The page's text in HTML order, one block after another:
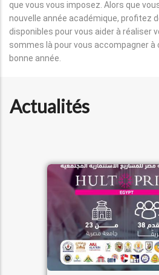
que vous vous imposez. Alors que
nouvelle année académique, profitez
disponibles pour vous aider à réaliser
sommes là pour vous accompagner à
bonne année.
Actualités